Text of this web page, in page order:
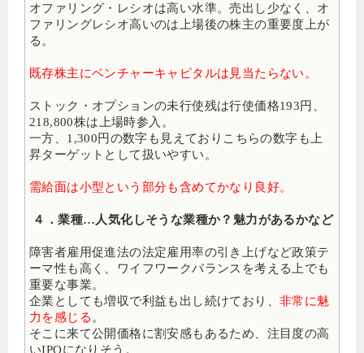
オファリング・レシオは高い水準。売出し少なく、オ
ファリングレシオ高いのは上場後の株主の重要度上が
る。
既存株主にベンチャーキャピタルは見当たらない。
ストック・オプションの未行使残は行使価格193円、
218,800株は上場時参入。
一方、1,300円の数字も見えておりこちらの数字も上
昇ターゲットとして扱いやすい。
需給面は小型という部分も含めてかなり良好。
４．業種…人気化しそうな業種か？魅力があるかなど
障害者雇用促進法の法定雇用率の引き上げなど政策テ
ーマ性も高く、ワイフワークバランスを考える上でも
重要な事業。
企業としても増収で利益も出し続けており、 非常に魅
力を感じる。
そこに来て公開価格に割安感もあるため、注目度の高
いIPOになりそう。